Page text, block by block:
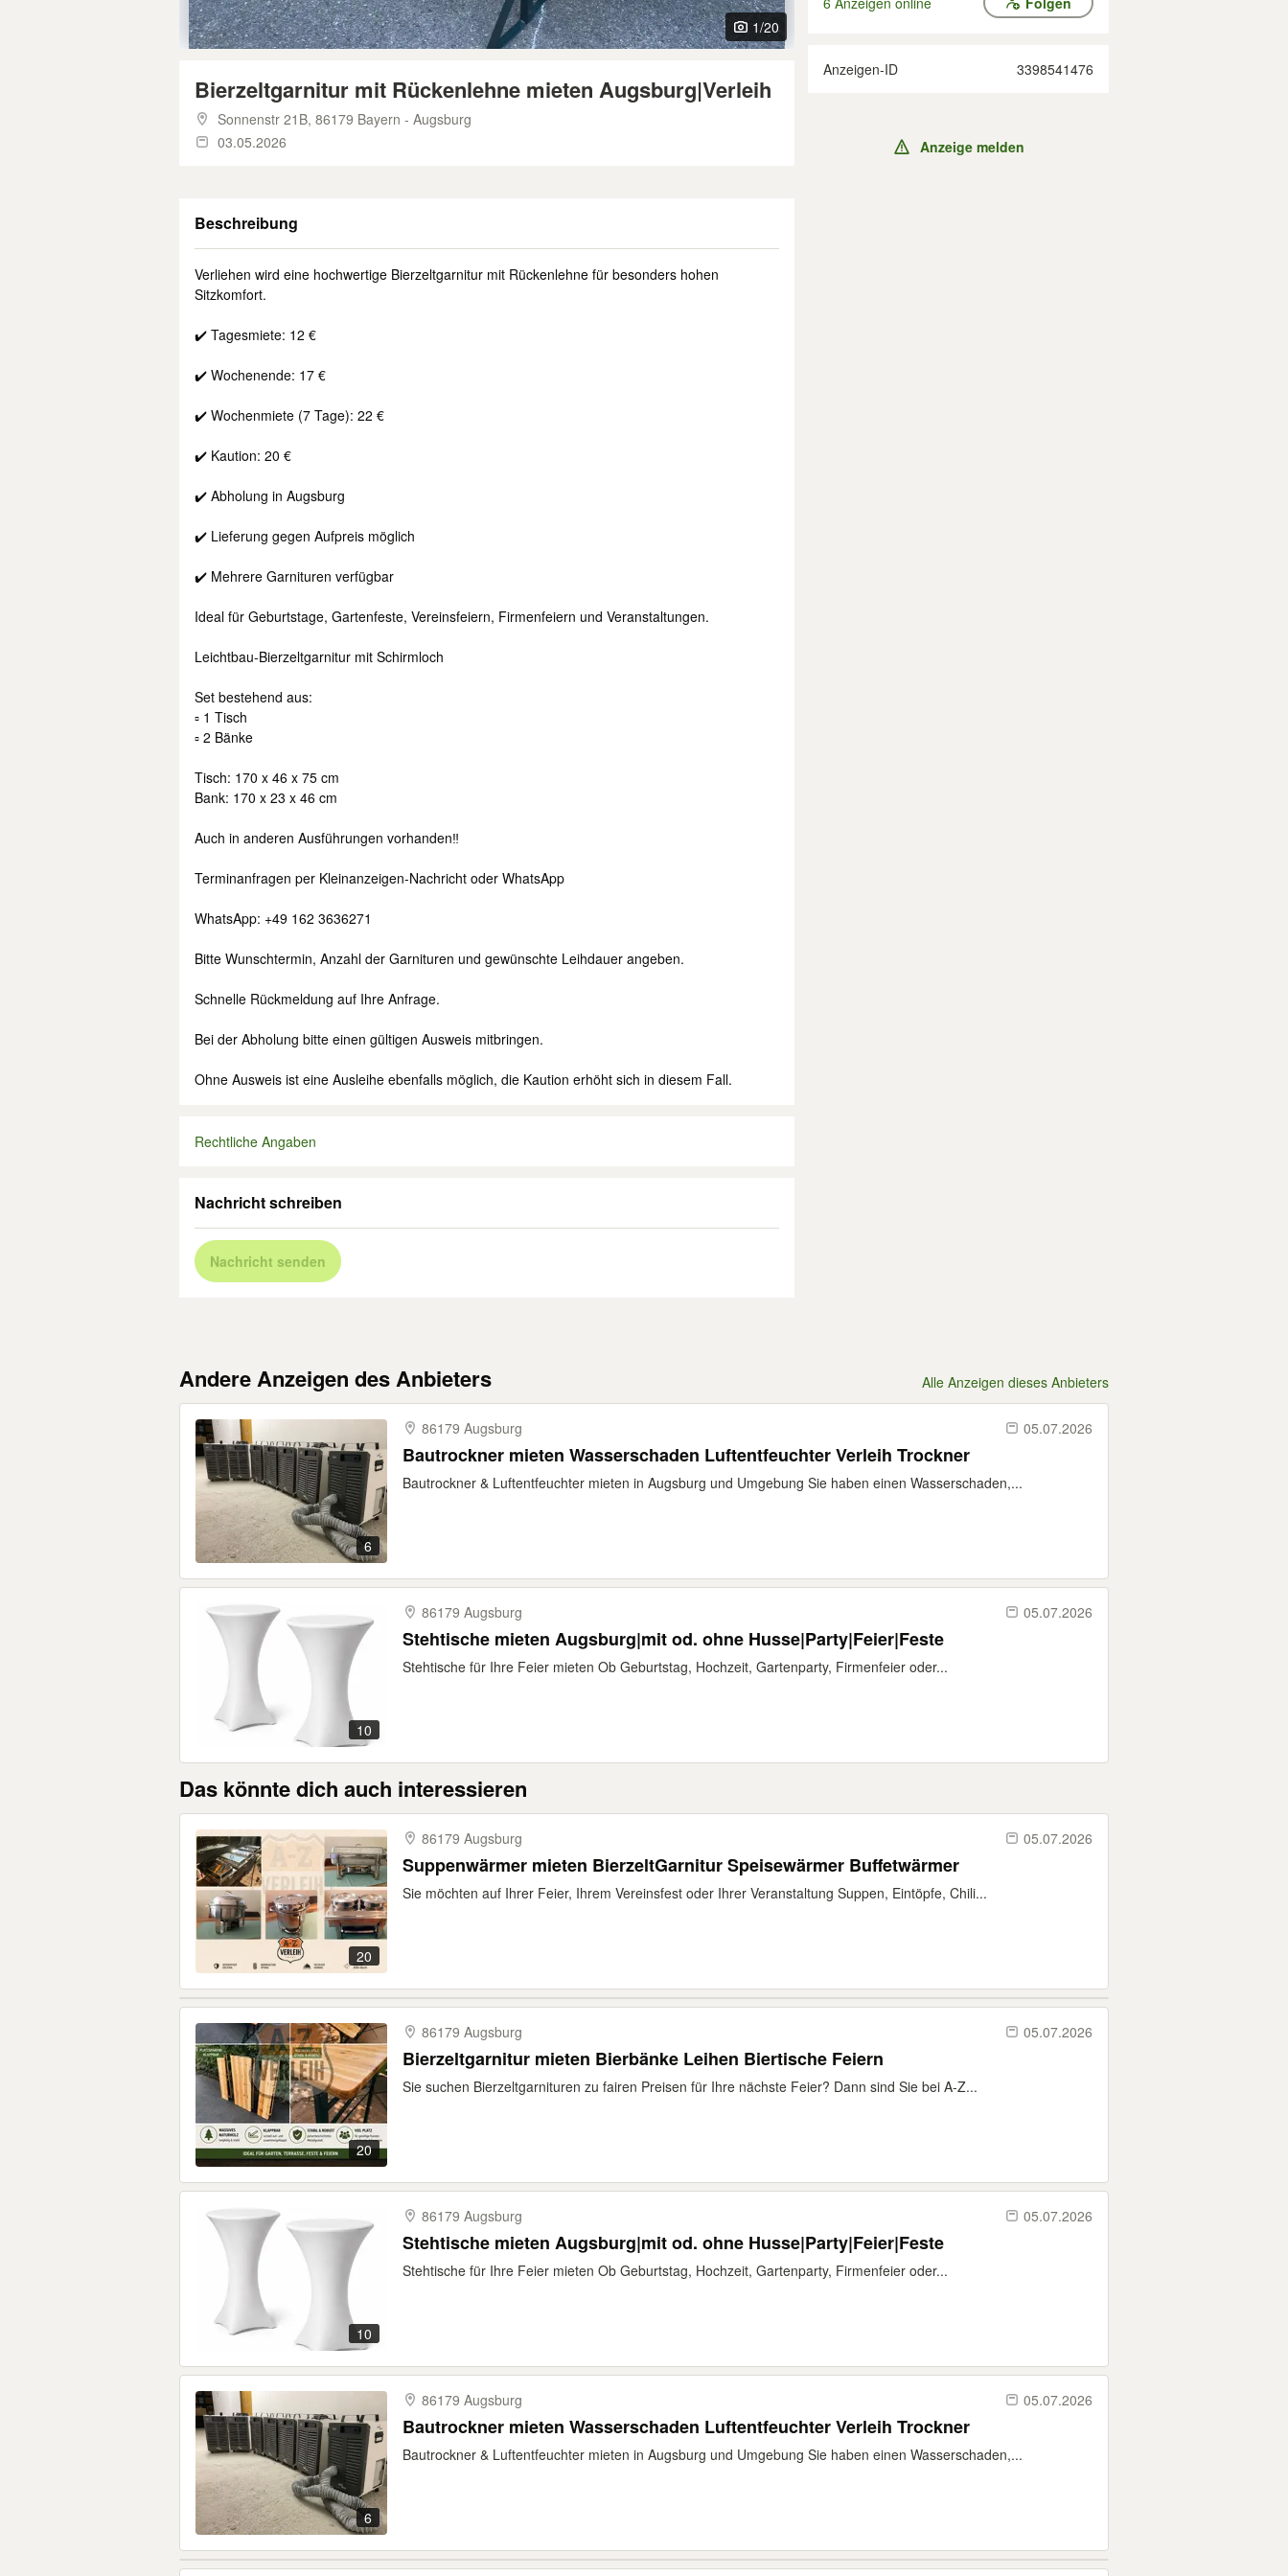
1/20
Bierzeltgarnitur mit Rückenlehne mieten Augsburg|Verleih
Sonnenstr 21B, 86179 Bayern - Augsburg
03.05.2026
Beschreibung
Verliehen wird eine hochwertige Bierzeltgarnitur mit Rückenlehne für besonders hohen
Sitzkomfort.
✔️ Tagesmiete: 12 €
✔️ Wochenende: 17 €
✔️ Wochenmiete (7 Tage): 22 €
✔️ Kaution: 20 €
✔️ Abholung in Augsburg
✔️ Lieferung gegen Aufpreis möglich
✔️ Mehrere Garnituren verfügbar
Ideal für Geburtstage, Gartenfeste, Vereinsfeiern, Firmenfeiern und Veranstaltungen.
Leichtbau-Bierzeltgarnitur mit Schirmloch
Set bestehend aus:
▫️ 1 Tisch
▫️ 2 Bänke
Tisch: 170 x 46 x 75 cm
Bank: 170 x 23 x 46 cm
Auch in anderen Ausführungen vorhanden‼️
Terminanfragen per Kleinanzeigen-Nachricht oder WhatsApp
WhatsApp: +49 162 3636271
Bitte Wunschtermin, Anzahl der Garnituren und gewünschte Leihdauer angeben.
Schnelle Rückmeldung auf Ihre Anfrage.
Bei der Abholung bitte einen gültigen Ausweis mitbringen.
Ohne Ausweis ist eine Ausleihe ebenfalls möglich, die Kaution erhöht sich in diesem Fall.
Rechtliche Angaben
Nachricht schreiben
Nachricht senden
Anzeigen-ID 3398541476
Anzeige melden
Andere Anzeigen des Anbieters Alle Anzeigen dieses Anbieters
6
86179 Augsburg 05.07.2026
Bautrockner mieten Wasserschaden Luftentfeuchter Verleih Trockner
Bautrockner & Luftentfeuchter mieten in Augsburg und Umgebung Sie haben einen Wasserschaden,...
10
86179 Augsburg 05.07.2026
Stehtische mieten Augsburg|mit od. ohne Husse|Party|Feier|Feste
Stehtische für Ihre Feier mieten Ob Geburtstag, Hochzeit, Gartenparty, Firmenfeier oder...
Das könnte dich auch interessieren
20
86179 Augsburg 05.07.2026
Suppenwärmer mieten BierzeltGarnitur Speisewärmer Buffetwärmer
Sie möchten auf Ihrer Feier, Ihrem Vereinsfest oder Ihrer Veranstaltung Suppen, Eintöpfe, Chili...
20
86179 Augsburg 05.07.2026
Bierzeltgarnitur mieten Bierbänke Leihen Biertische Feiern
Sie suchen Bierzeltgarnituren zu fairen Preisen für Ihre nächste Feier? Dann sind Sie bei A-Z...
10
86179 Augsburg 05.07.2026
Stehtische mieten Augsburg|mit od. ohne Husse|Party|Feier|Feste
Stehtische für Ihre Feier mieten Ob Geburtstag, Hochzeit, Gartenparty, Firmenfeier oder...
6
86179 Augsburg 05.07.2026
Bautrockner mieten Wasserschaden Luftentfeuchter Verleih Trockner
Bautrockner & Luftentfeuchter mieten in Augsburg und Umgebung Sie haben einen Wasserschaden,...